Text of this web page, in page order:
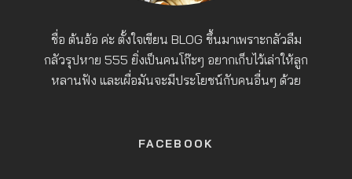
ชื่อ ต้นอ้อ ค่ะ ตั้งใจเขียน BLOG ขึ้นมาเพราะกลัวลืม
กลัวรุปหาย 555 ยิ่งเป็นคนโก๊ะๆ อยากเก็บไว้เล่าให้ลูก
หลานฟัง และเผื่อมันจะมีประโยชน์กับคนอื่นๆ ด้วย
FACEBOOK